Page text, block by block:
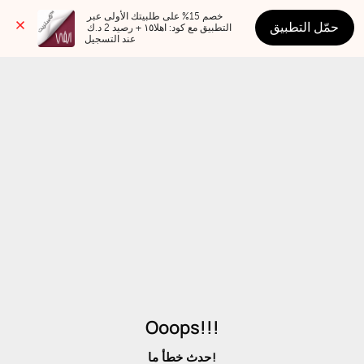
عند التسجيل
حمّل التطبيق
Ooops!!!
حدث خطأ ما!